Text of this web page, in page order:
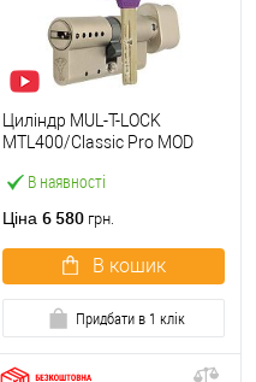
В наявності
Циліндр MUL-T-LOCK
MTL400/Classic Pro MOD
нікель сатин
Ціна 6 580 грн.
В кошик
Придбати в 1 клік